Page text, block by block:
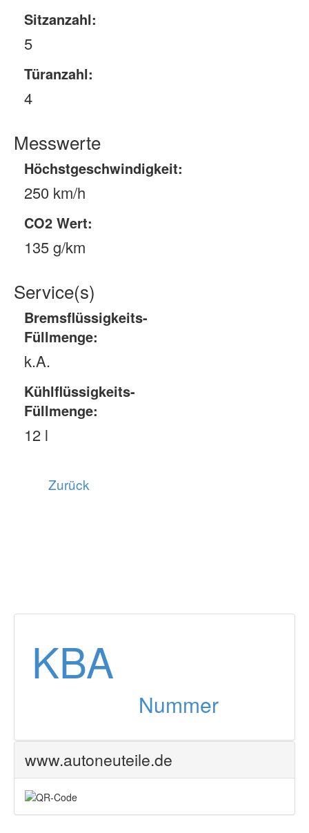
Sitzanzahl:
5
Türanzahl:
4
Messwerte
Höchstgeschwindigkeit:
250 km/h
CO2 Wert:
135 g/km
Service(s)
Bremsflüssigkeits-
Füllmenge:
k.A.
Kühlflüssigkeits-
Füllmenge:
12 l
Zurück
KBA
Nummer
www.autoneuteile.de